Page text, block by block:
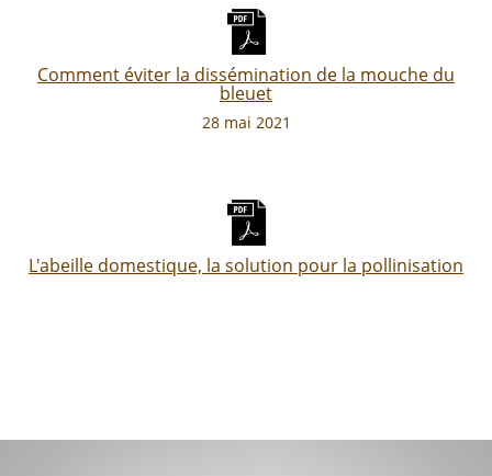
Comment éviter la dissémination de la mouche du
bleuet
28 mai 2021
L'abeille domestique, la solution pour la pollinisation